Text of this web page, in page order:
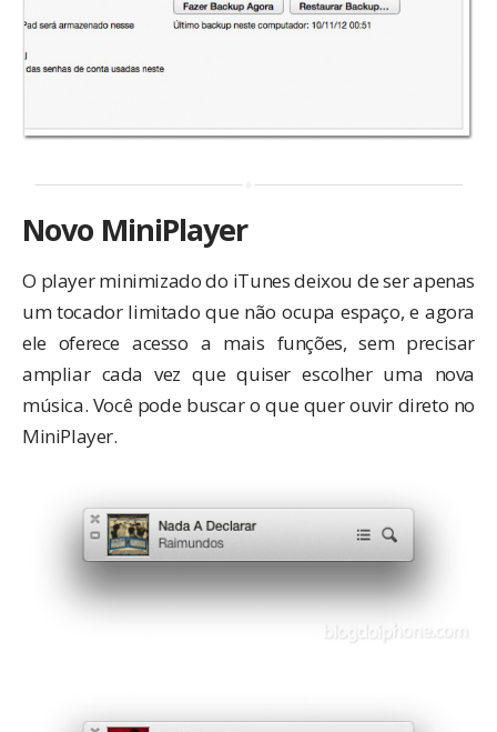
Novo MiniPlayer
O player minimizado do iTunes deixou de ser apenas
um tocador limitado que não ocupa espaço, e agora
ele oferece acesso a mais funções, sem precisar
ampliar cada vez que quiser escolher uma nova
música. Você pode buscar o que quer ouvir direto no
MiniPlayer.